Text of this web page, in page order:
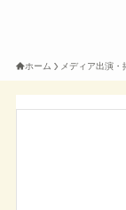
ホーム メディア出演・